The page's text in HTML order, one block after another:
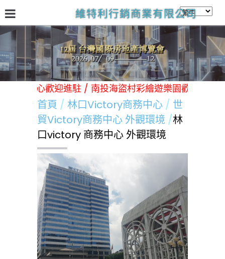
維特利行銷商業有限公司
關於我們 台灣國際房地產展 林口Victory商務中心 日
務中心歡迎進駐 / 南投海盜村彩繪遊樂園歡迎光臨!
首頁 林口Victory商務中心
世
貿Victory商務中心 外觀環境 林
口victory 商務中心 外觀環境